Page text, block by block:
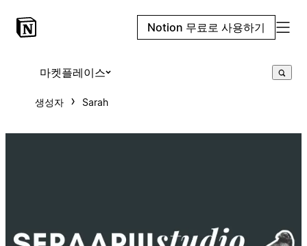
Notion 무료로 사용하기
마켓플레이스
생성자 Sarah